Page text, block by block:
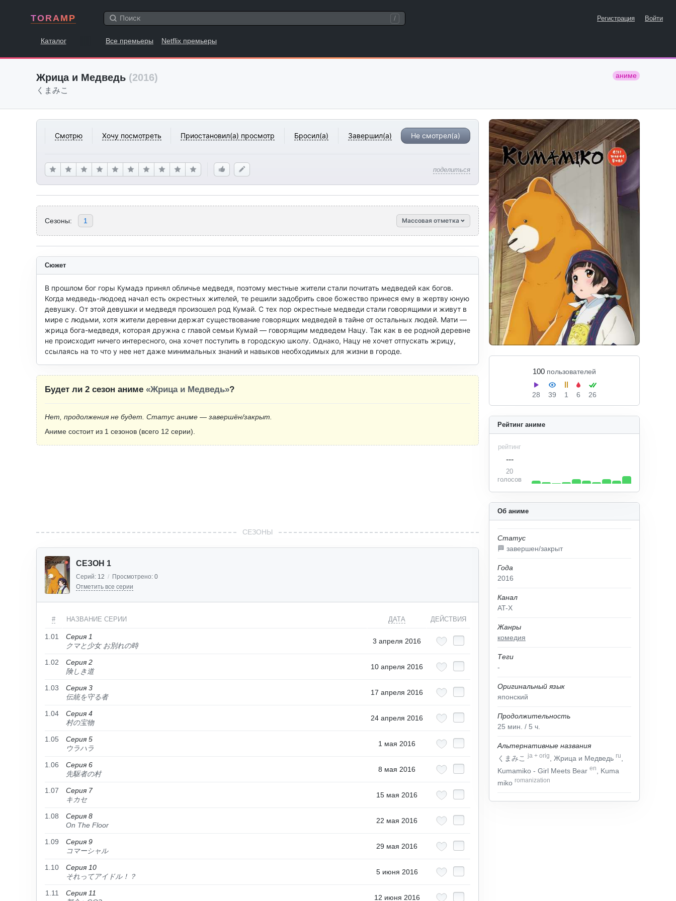
TORAMP / Регистрация Войти
Каталог Все премьеры Netflix премьеры
Жрица и Медведь (2016) аниме
くまみこ
Смотрю Хочу посмотреть Приостановил(а) просмотр Бросил(а) Завершил(а) Не смотрел(а)
поделиться
100 пользователей
28 39 1 6 26
Сезоны: 1 Массовая отметка
Об аниме
Статус
🏁 завершен/закрыт
Года
2016
Канал
AT-X
Жанры
комедия
Теги
-
Оригинальный язык
японский
Продолжительность
25 мин. / 5 ч.
Альтернативные названия
くまみこja + orig , Жрица и Медведь ru
Kumamiko - Girl Meets Bear en
, Kuma
miko romanization
Рейтинг аниме
рейтинг
---
20
голосов
Сюжет
В прошлом бог горы Кумадэ принял обличье медведя, поэтому местные жители стали почитать медведей как богов.
Когда медведь-людоед начал есть окрестных жителей, те решили задобрить свое божество принеся ему в жертву юную
девушку. От этой девушки и медведя произошел род Кумай. С тех пор окрестные медведи стали говорящими и живут в
мире с людьми, хотя жители деревни держат существование говорящих медведей в тайне от остальных людей. Мати —
жрица бога-медведя, которая дружна с главой семьи Кумай — говорящим медведем Нацу. Так как в ее родной деревне
не происходит ничего интересного, она хочет поступить в городскую школу. Однако, Нацу не хочет отпускать жрицу,
ссылаясь на то что у нее нет даже минимальных знаний и навыков необходимых для жизни в городе.
Будет ли 2 сезон аниме «Жрица и Медведь»?
Нет, продолжения не будет. Статус аниме — завершён/закрыт.
Аниме состоит из 1 сезонов (всего 12 серии).
СЕЗОНЫ
СЕЗОН 1
Серий: 12 / Просмотрено: 0
Отметить все серии
# НАЗВАНИЕ СЕРИИ ДАТА ДЕЙСТВИЯ
1.01
Серия 1
クマと少女 お別れの時
3 апреля 2016
1.02
Серия 2
険しき道
10 апреля 2016
1.03
Серия 3
伝統を守る者
17 апреля 2016
1.04
Серия 4
村の宝物
24 апреля 2016
1.05
Серия 5
ウラハラ
1 мая 2016
1.06
Серия 6
先駆者の村
8 мая 2016
1.07
Серия 7
キカセ
15 мая 2016
1.08
Серия 8
On The Floor
22 мая 2016
1.09
Серия 9
コマーシャル
29 мая 2016
1.10
Серия 10
それってアイドル！？
5 июня 2016
1.11
Серия 11
12 июня 2016